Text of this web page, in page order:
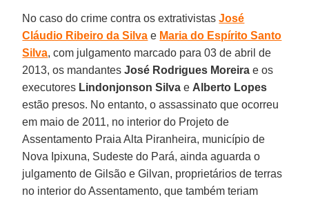
No caso do crime contra os extrativistasJosé
Cláudio Ribeiro da Silva e Maria do Espírito Santo
Silva, com julgamento marcado para 03 de abril de
2013, os mandantesJosé Rodrigues Moreira e os
executores Lindonjonson Silva e Alberto Lopes
estão presos. No entanto, o assassinato que ocorreu
em maio de 2011, no interior do Projeto de
Assentamento Praia Alta Piranheira, município de
Nova Ipixuna, Sudeste do Pará, ainda aguarda o
julgamento de Gilsão e Gilvan, proprietários de terras
no interior do Assentamento, que também teriam